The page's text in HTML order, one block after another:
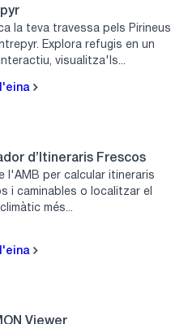
la teva travessa pels Pirineus
Explora refugis en un
visualitza'ls...
d’Itineraris Frescos
l'AMB per calcular itineraris
i caminables o localitzar el
més...
Viewer